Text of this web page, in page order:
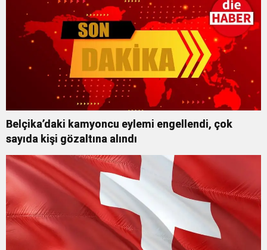
Belçika’daki kamyoncu eylemi engellendi, çok
sayıda kişi gözaltına alındı